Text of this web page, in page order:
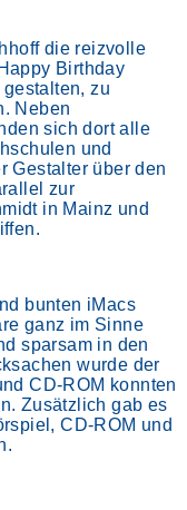
die reizvolle
Birthday
zu
Neben
sich dort alle
und
Gestalter über den
zur
in Mainz und
bunten iMacs
ganz im Sinne
sparsam in den
wurde der
CD-ROM konnten
Zusätzlich gab es
CD-ROM und